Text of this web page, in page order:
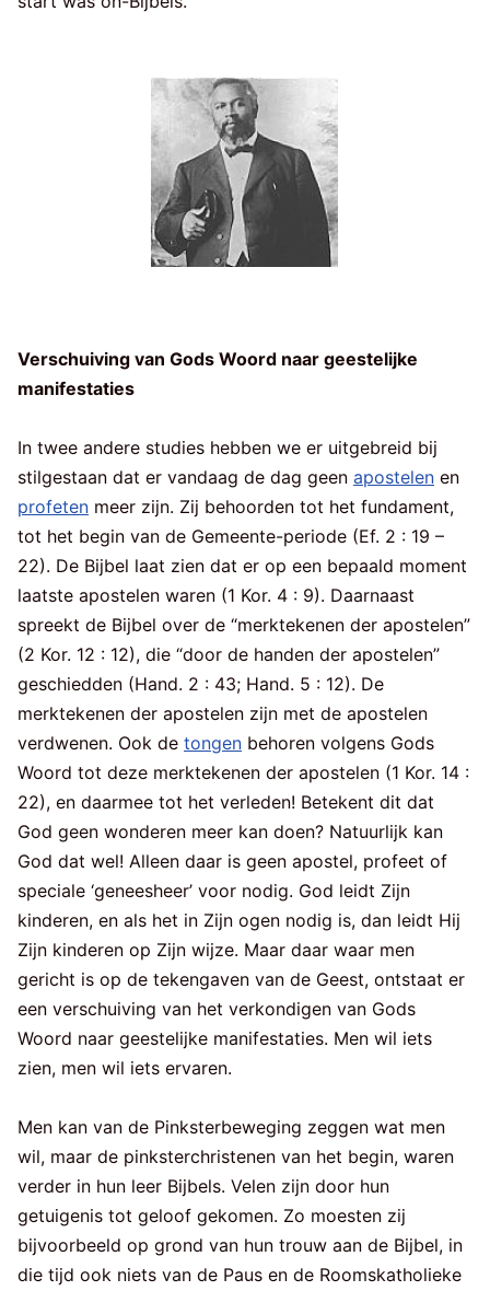
Verschuiving van Gods Woord naar geestelijke
manifestaties
In twee andere studies hebben we er uitgebreid bij
stilgestaan dat er vandaag de dag geen apostelen en
profeten meer zijn. Zij behoorden tot het fundament,
tot het begin van de Gemeente-periode (Ef. 2 : 19 –
22). De Bijbel laat zien dat er op een bepaald moment
laatste apostelen waren (1 Kor. 4 : 9). Daarnaast
spreekt de Bijbel over de “merktekenen der apostelen”
(2 Kor. 12 : 12), die “door de handen der apostelen”
geschiedden (Hand. 2 : 43; Hand. 5 : 12). De
merktekenen der apostelen zijn met de apostelen
verdwenen. Ook de tongen behoren volgens Gods
Woord tot deze merktekenen der apostelen (1 Kor. 14 :
22), en daarmee tot het verleden! Betekent dit dat
God geen wonderen meer kan doen? Natuurlijk kan
God dat wel! Alleen daar is geen apostel, profeet of
speciale ‘geneesheer’ voor nodig. God leidt Zijn
kinderen, en als het in Zijn ogen nodig is, dan leidt Hij
Zijn kinderen op Zijn wijze. Maar daar waar men
gericht is op de tekengaven van de Geest, ontstaat er
een verschuiving van het verkondigen van Gods
Woord naar geestelijke manifestaties. Men wil iets
zien, men wil iets ervaren.
Men kan van de Pinksterbeweging zeggen wat men
wil, maar de pinksterchristenen van het begin, waren
verder in hun leer Bijbels. Velen zijn door hun
getuigenis tot geloof gekomen. Zo moesten zij
bijvoorbeeld op grond van hun trouw aan de Bijbel, in
die tijd ook niets van de Paus en de Roomskatholieke